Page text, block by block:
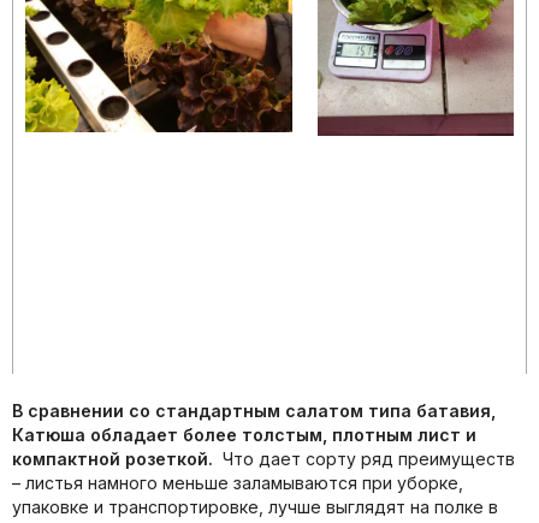
В сравнении со стандартным салатом типа батавия,
Катюша обладает более толстым, плотным лист и
компактной розеткой. Что дает сорту ряд преимуществ
– листья намного меньше заламываются при уборке,
упаковке и транспортировке, лучше выглядят на полке в